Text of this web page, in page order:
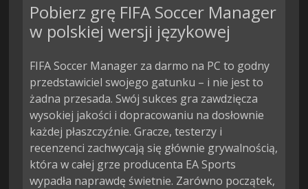
Pobierz grę FIFA Soccer Manager
w polskiej wersji językowej
FIFA Soccer Manager za darmo na PC to godny
przedstawiciel swojego gatunku – i nie jest to
żadna przesada. Swój sukces gra zawdzięcza
wysokiej jakości i dopracowaniu na dosłownie
każdej płaszczyźnie. Gracze, testerzy i
recenzenci zachwycają się głównie grywalnością,
która w całej grze producenta EA Sports
wypadła naprawdę świetnie. Zarówno początek,